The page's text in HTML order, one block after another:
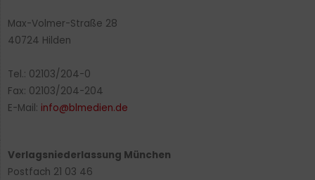
Max-Volmer-Straße 28
40724 Hilden
Tel.: 02103/204-0
Fax: 02103/204-204
E-Mail: info@blmedien.de
Verlagsniederlassung München
Postfach 21 03 46